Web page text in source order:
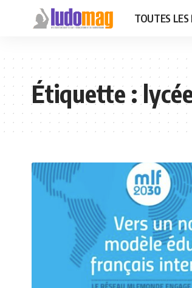
TOUTES LES
Étiquette :